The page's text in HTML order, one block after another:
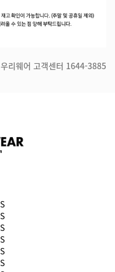
우리웨어 고객센터 1644-3885